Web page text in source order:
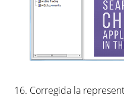
Corregida la